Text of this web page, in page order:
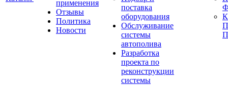
применения
Отзывы
Политика
Новости
поставка
оборудования
Обслуживание
системы
автополива
Разработка
проекта по
реконструкции
системы